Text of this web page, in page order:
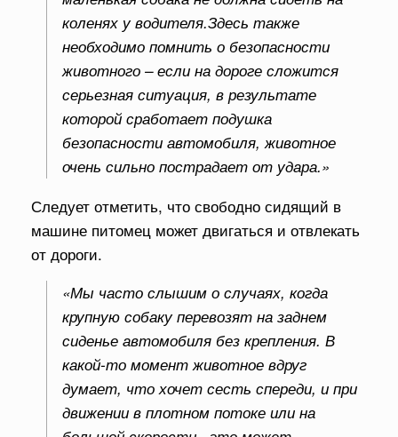
коленях у водителя.Здесь также
необходимо помнить о безопасности
животного – если на дороге сложится
серьезная ситуация, в результате
которой сработает подушка
безопасности автомобиля, животное
очень сильно пострадает от удара.»
Следует отметить, что свободно сидящий в
машине питомец может двигаться и отвлекать
от дороги.
«Мы часто слышим о случаях, когда
крупную собаку перевозят на заднем
сиденье автомобиля без крепления. В
какой-то момент животное вдруг
думает, что хочет сесть спереди, и при
движении в плотном потоке или на